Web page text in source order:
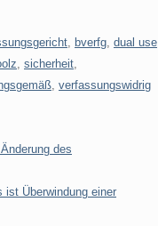
bverfg dual use
sicherheit
verfassungswidrig
des
ist Überwindung einer